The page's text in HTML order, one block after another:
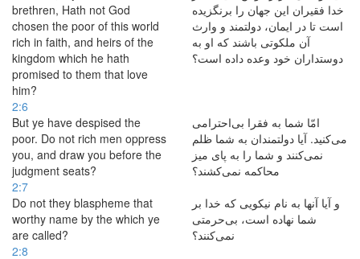
brethren, Hath not God
chosen the poor of this world
rich in faith, and heirs of the
kingdom which he hath
promised to them that love
him?
خدا فقیران این جهان را برنگزیده
است تا در ایمان، دولتمند و وارث
آن ملكوتی باشند كه او به
دوستداران خود وعده داده است؟
2:6
But ye have despised the
poor. Do not rich men oppress
you, and draw you before the
judgment seats?
امّا شما به فقرا بی‌احترامی
می‌کنید. آیا دولتمندان به شما ظلم
نمی‌کنند و شما را به پای میز
محاكمه نمی‌‌کشند؟
2:7
Do not they blaspheme that
worthy name by the which ye
are called?
و آیا آنها به نام نیكویی كه خدا بر
شما نهاده است، بی‌حرمتی
نمی‌کنند؟
2:8